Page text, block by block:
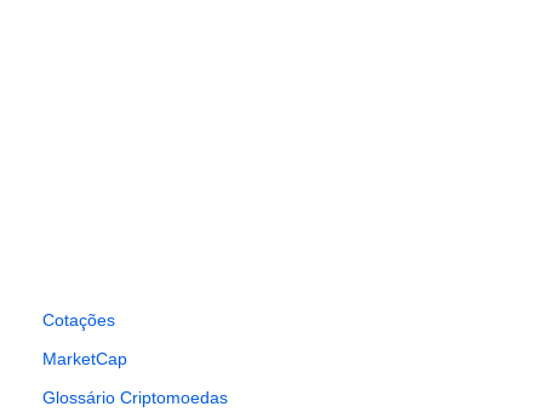
Cotações
MarketCap
Glossário Criptomoedas